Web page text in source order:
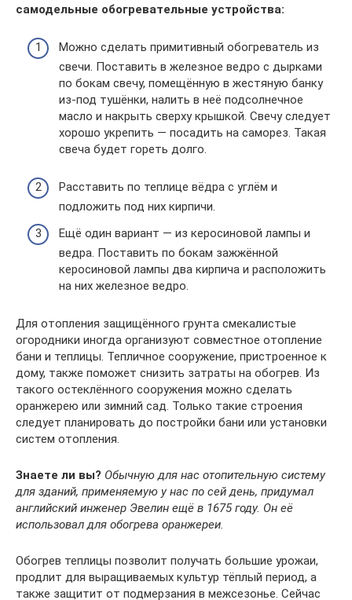
самодельные обогревательные устройства:
Можно сделать примитивный обогреватель из
свечи. Поставить в железное ведро с дырками
по бокам свечу, помещённую в жестяную банку
из-под тушёнки, налить в неё подсолнечное
масло и накрыть сверху крышкой. Свечу следует
хорошо укрепить — посадить на саморез. Такая
свеча будет гореть долго.
Расставить по теплице вёдра с углём и
подложить под них кирпичи.
Ещё один вариант — из керосиновой лампы и
ведра. Поставить по бокам зажжённой
керосиновой лампы два кирпича и расположить
на них железное ведро.
Для отопления защищённого грунта смекалистые
огородники иногда организуют совместное отопление
бани и теплицы. Тепличное сооружение, пристроенное к
дому, также поможет снизить затраты на обогрев. Из
такого остеклённого сооружения можно сделать
оранжерею или зимний сад. Только такие строения
следует планировать до постройки бани или установки
систем отопления.
Знаете ли вы? Обычную для нас отопительную систему
для зданий, применяемую у нас по сей день, придумал
английский инженер Эвелин ещё в 1675 году. Он её
использовал для обогрева оранжереи.
Обогрев теплицы позволит получать большие урожаи,
продлит для выращиваемых культур тёплый период, а
также защитит от подмерзания в межсезонье. Сейчас